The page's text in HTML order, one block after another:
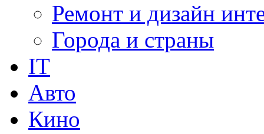
Ремонт и дизайн
Города и страны
IT
Авто
Кино